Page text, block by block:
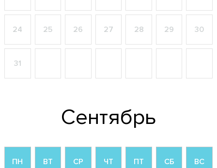
24 25 26 27 28 29 30
31
Сентябрь
ПН ВТ СР ЧТ ПТ СБ ВС